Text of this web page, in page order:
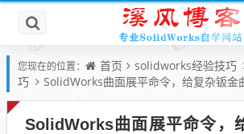
您现在的位置： 首页 solidworks经验技巧
巧
SolidWorks曲面展平命令，给复杂钣金
SolidWorks曲面展平命令，